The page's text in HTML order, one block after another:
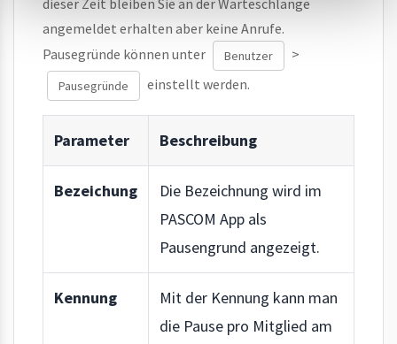
dieser Zeit bleiben Sie an der Warteschlange
angemeldet erhalten aber keine Anrufe.
Pausegründe können unter
Benutzer >
Pausegründe einstellt werden.
Parameter Beschreibung
Bezeichung
Die Bezeichnung wird im
PASCOM App als
Pausengrund angezeigt.
Kennung
Mit der Kennung kann man
die Pause pro Mitglied am